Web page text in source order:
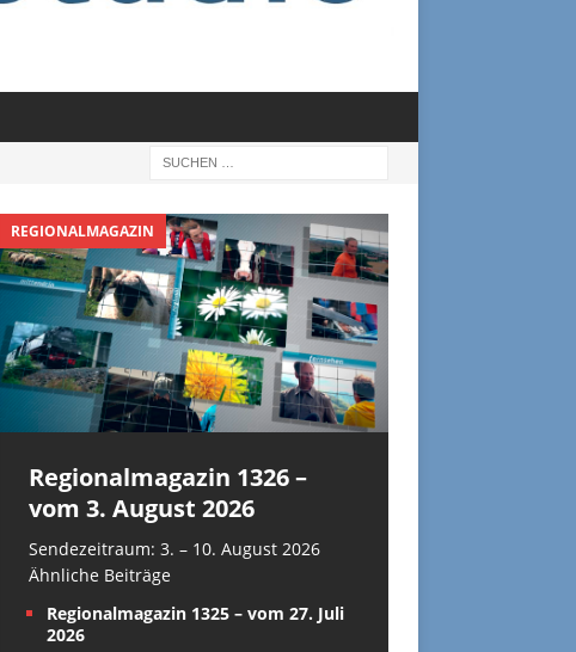
REGIONALMAGAZIN
Regionalmagazin 1326 –
vom 3. August 2026
Sendezeitraum: 3. – 10. August 2026
Ähnliche Beiträge
Regionalmagazin 1325 – vom 27. Juli
2026